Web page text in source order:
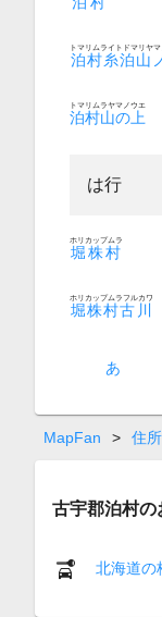
泊村糸泊山
トマリムライトドマリヤマ
泊村山の上
トマリムラヤマノウエ
は行
堀株村
ホリカップムラ
堀株村古川
ホリカップムラフルカワ
あ
MapFan > 住
古宇郡泊村
北海道の